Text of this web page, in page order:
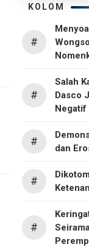
KOLOM
#
#
Salah
Dasco
Negatif
#
dan
#
#